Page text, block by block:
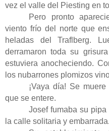
vez el valle del Piesting en
Pero pronto
viento frío del norte que
heladas del Traflberg.
derramaron toda su
estuviera anocheciendo.
los nubarrones plomizos
¡Vaya día! Se
que se entere.
Josef fumaba su
la calle solitaria y embarrada.